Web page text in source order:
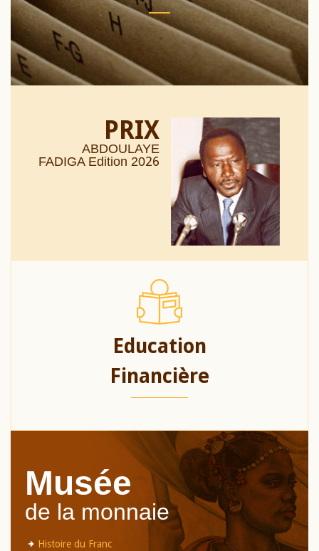
PRIX
ABDOULAYE
FADIGA Edition 2026
Education
Financière
Musée
de la monnaie
Histoire du Franc